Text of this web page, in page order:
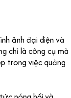
ảnh đại diện và
chỉ là công cụ mà
trong việc quảng